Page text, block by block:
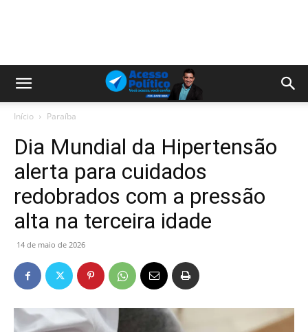
Início Paraíba
Dia Mundial da Hipertensão
alerta para cuidados
redobrados com a pressão
alta na terceira idade
14 de maio de 2026